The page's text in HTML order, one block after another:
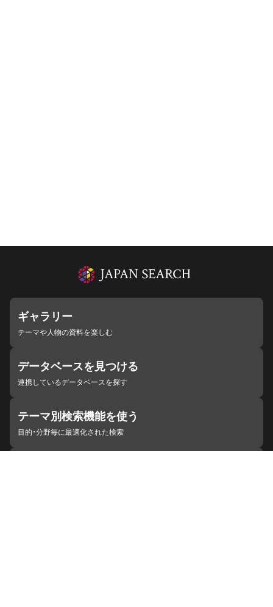
ギャラリー
テーマや人物の資料を楽しむ
データベースを見つける
連携しているデータベースを探す
テーマ別検索機能を使う
目的・分野毎に最適化された検索